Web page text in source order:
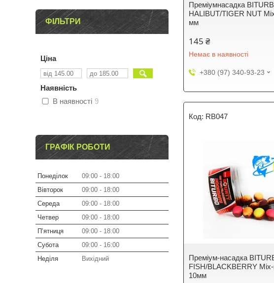
Преміумнасадка
HALIBUT/TIGER NUT
мм
145 ₴
Немає в наявності
+380 (97) 340-93-23
RB047
Преміум-насадка
FISH/BLACKBERRY Mix-
10мм
ФІЛЬТРИ
Ціна
Наявність
В наявності 9
ГРАФІК РОБОТИ
Понеділок 09:00
18:00
Вівторок
09:00
18:00
Середа
09:00
18:00
Четвер
09:00
18:00
Пʼятниця
09:00
18:00
Субота
09:00
16:00
Неділя
Вихідний